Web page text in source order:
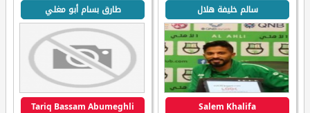
سالم خليفة هلال
Salem Khalifa
طارق بسام أبو مغلي
Tariq Bassam Abumeghli